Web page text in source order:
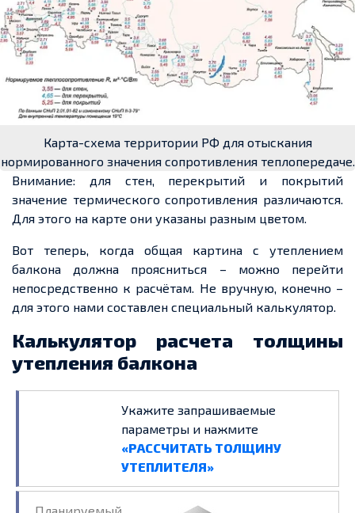
Карта-схема территории РФ для отыскания
нормированного значения сопротивления теплопередаче.
Внимание: для стен, перекрытий и покрытий
значение термического сопротивления различаются.
Для этого на карте они указаны разным цветом.
Вот теперь, когда общая картина с утеплением
балкона должна проясниться – можно перейти
непосредственно к расчётам. Не вручную, конечно –
для этого нами составлен специальный калькулятор.
Калькулятор расчета толщины
утепления балкона
Укажите запрашиваемые
параметры и нажмите
«РАССЧИТАТЬ ТОЛЩИНУ
УТЕПЛИТЕЛЯ»